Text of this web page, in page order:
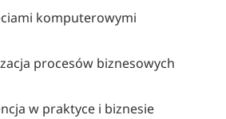
komputerowymi
procesów biznesowych
w praktyce i biznesie